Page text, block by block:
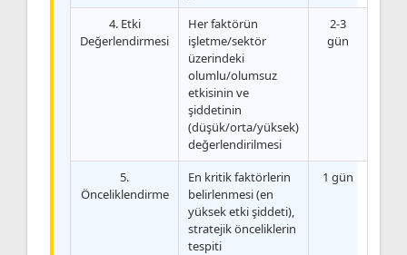
4. Etki
Değerlendirmesi
Her faktörün
işletme/sektör
üzerindeki
olumlu/olumsuz
etkisinin ve
şiddetinin
(düşük/orta/yüksek)
değerlendirilmesi
2-3
gün
5.
Önceliklendirme
En kritik faktörlerin
belirlenmesi (en
yüksek etki şiddeti),
stratejik önceliklerin
tespiti
1 gün